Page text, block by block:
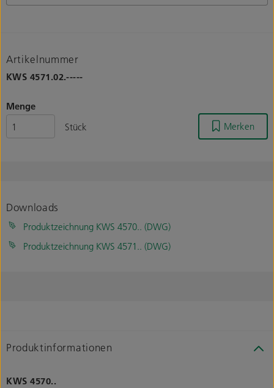
Artikelnummer
KWS 4571.02.-----
Menge
Stück
Merken
Downloads
Produktzeichnung KWS 4570.. (DWG)
Produktzeichnung KWS 4571.. (DWG)
Produktinformationen
KWS 4570..